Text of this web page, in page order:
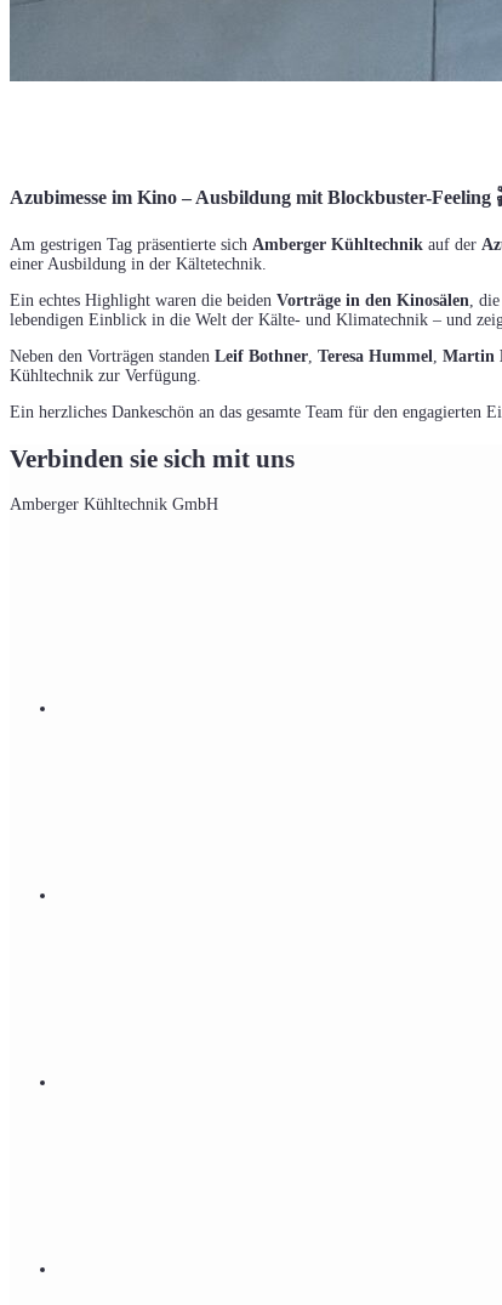
Azubimesse im Kino – Ausbildung mit Blockbuster-Feeling
Am gestrigen Tag präsentierte sich Amberger Kühltechnik auf der
einer Ausbildung in der Kältetechnik.
Ein echtes Highlight waren die beiden Vorträge in den Kinosälen,
lebendigen Einblick in die Welt der Kälte- und Klimatechnik – und
Neben den Vorträgen standen Leif Bothner, Teresa Hummel, Martin
Kühltechnik zur Verfügung.
Ein herzliches Dankeschön an das gesamte Team für den
Verbinden sie sich mit uns
Amberger Kühltechnik GmbH